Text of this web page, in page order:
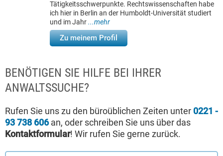
Tätigkeitsschwerpunkte. Rechtswissenschaften habe
ich hier in Berlin an der Humboldt-Universität studiert
und im Jahr...mehr
Zu meinem Profil
BENÖTIGEN SIE HILFE BEI IHRER
ANWALTSSUCHE?
Rufen Sie uns zu den büroüblichen Zeiten unter 0221 -
93 738 606an, oder schreiben Sie uns über das
Kontaktformular! Wir rufen Sie gerne zurück.